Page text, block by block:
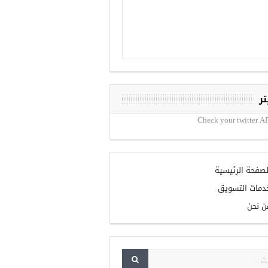
Check your twitter
الرئيسية
التسويق
نحن